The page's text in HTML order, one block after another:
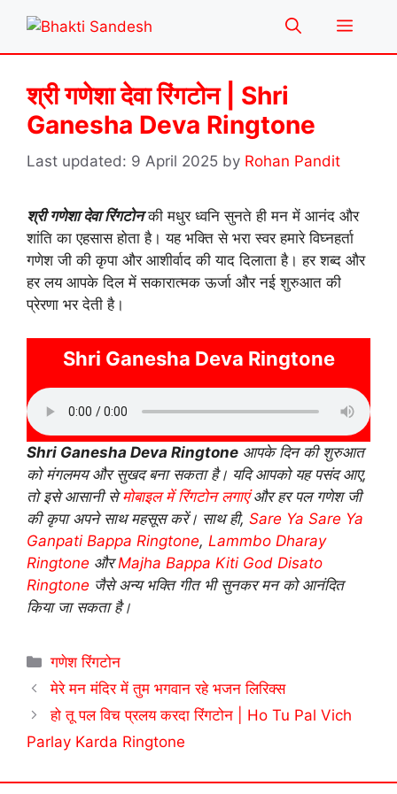
content
Menu
श्री गणेशा देवा रिंगटोन | Shri
Ganesha Deva Ringtone
9 April 2025 by Rohan Pandit
श्री गणेशा देवा रिंगटोनकी मधुर ध्वनि सुनते ही मन में आनंद और
शांति का एहसास होता है। यह भक्ति से भरा स्वर हमारे विघ्नहर्ता
गणेश जी की कृपा और आशीर्वाद की याद दिलाता है। हर शब्द और
हर लय आपके दिल में सकारात्मक ऊर्जा और नई शुरुआत की
प्रेरणा भर देती है।
Shri Ganesha Deva Ringtone
Shri Ganesha Deva Ringtone आपके दिन की शुरुआत
को मंगलमय और सुखद बना सकता है। यदि आपको यह पसंद आए,
तो इसे आसानी सेमोबाइल में रिंगटोन लगाएंऔर हर पल गणेश जी
की कृपा अपने साथ महसूस करें। साथ ही, Sare Ya Sare Ya
Ganpati Bappa Ringtone, Lammbo Dharay
Ringtone औरMajha Bappa Kiti God Disato
Ringtone जैसे अन्य भक्ति गीत भी सुनकर मन को आनंदित
किया जा सकता है।
Categories
गणेश रिंगटोन
मेरे मन मंदिर में तुम भगवान रहे भजन लिरिक्स
हो तू पल विच प्रलय करदा रिंगटोन | Ho Tu Pal Vich
Parlay Karda Ringtone